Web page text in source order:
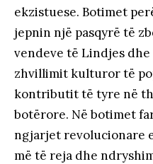
ekzistuese. Botimet
jepnin një pasqyrë të
vendeve të Lindjes
zhvillimit kulturor të
kontributit të tyre në
botërore. Në botimet
ngjarjet revolucionare
më të reja dhe